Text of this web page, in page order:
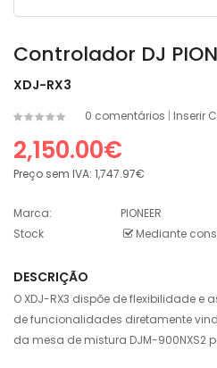
Controlador DJ
XDJ-RX3
0 comentários | Inserir
2,150.00€
Preço sem IVA: 1,747.97€
Marca:
PIONEER
Stock
Mediante
DESCRIÇÃO
O XDJ-RX3 dispõe de flexibilidade
de funcionalidades diretamente
da mesa de mistura DJM-900NXS2